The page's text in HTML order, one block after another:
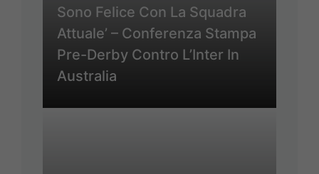
Sono Felice Con La Squadra
Attuale’ – Conferenza Stampa
Pre-Derby Contro L’Inter In
Australia